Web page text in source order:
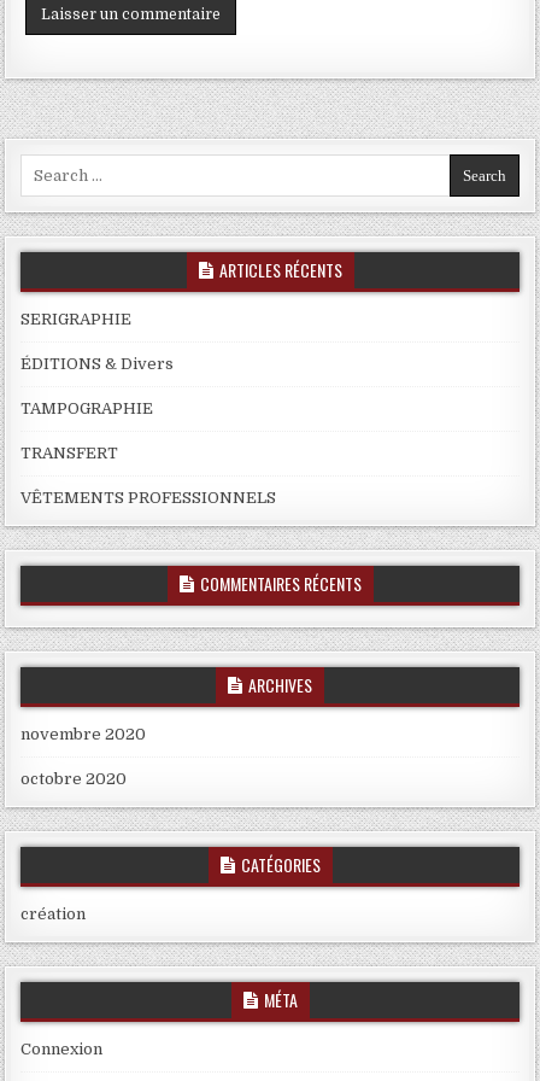
ARTICLES RÉCENTS
SERIGRAPHIE
ÉDITIONS & Divers
TAMPOGRAPHIE
TRANSFERT
VÊTEMENTS PROFESSIONNELS
COMMENTAIRES RÉCENTS
ARCHIVES
novembre 2020
octobre 2020
CATÉGORIES
création
MÉTA
Connexion